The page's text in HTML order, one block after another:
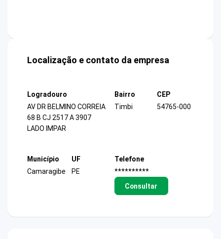
Localização e contato da empresa
Logradouro
AV DR BELMINO CORREIA
68 B CJ 2517 A 3907
LADO IMPAR
Bairro
Timbi
CEP
54765-000
Município
Camaragibe
UF
PE
Telefone
**********
Consultar